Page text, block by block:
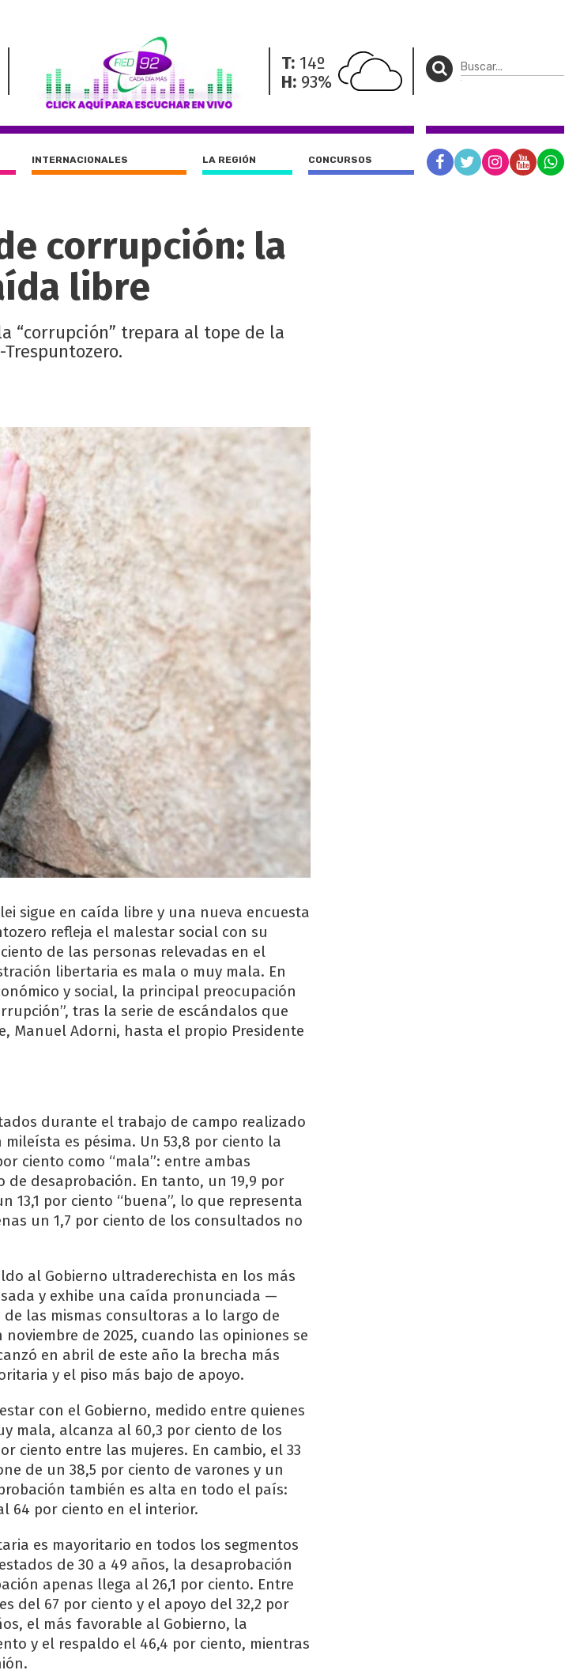
T: 14º
H: 93%
INTERNACIONALES LA REGIÓN CONCURSOS
corrupción: la
libre
“corrupción” trepara al tope de la
sigue en caída libre y una nueva encuesta
refleja el malestar social con su
de las personas relevadas en el
libertaria es mala o muy mala. En
y social, la principal preocupación
tras la serie de escándalos que
Manuel Adorni, hasta el propio Presidente
durante el trabajo de campo realizado
es pésima. Un 53,8 por ciento la
ciento como “mala”: entre ambas
de desaprobación. En tanto, un 19,9 por
13,1 por ciento “buena”, lo que representa
un 1,7 por ciento de los consultados no
al Gobierno ultraderechista en los más
y exhibe una caída pronunciada —
las mismas consultoras a lo largo de
de 2025, cuando las opiniones se
en abril de este año la brecha más
y el piso más bajo de apoyo.
con el Gobierno, medido entre quienes
mala, alcanza al 60,3 por ciento de los
ciento entre las mujeres. En cambio, el 33
de un 38,5 por ciento de varones y un
también es alta en todo el país:
64 por ciento en el interior.
es mayoritario en todos los segmentos
de 30 a 49 años, la desaprobación
apenas llega al 26,1 por ciento. Entre
del 67 por ciento y el apoyo del 32,2 por
el más favorable al Gobierno, la
y el respaldo el 46,4 por ciento, mientras